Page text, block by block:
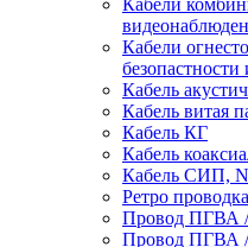
Кабели
Кабели
Кабель
Кабель витая
Кабель КГ
Кабель
Кабель СИП,
Ретро проводка
Провод
Провод ПГВА